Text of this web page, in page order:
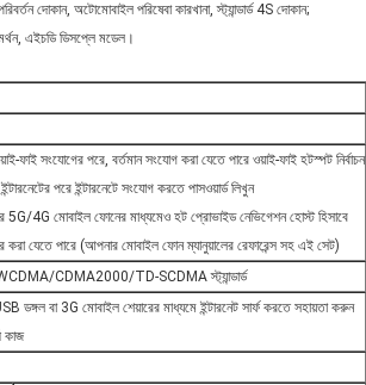
দোকান, অটোমোবাইল পরিষেবা কারখানা, স্ট্যান্ডার্ড 4S দোকান;
এইচডি ডিসপ্লে মডেল।
ফাই সংযোগের পরে, বর্তমান সংযোগ করা যেতে পারে ওয়াই-ফাই হটস্পট নির্বাচন
পরে ইন্টারনেটে সংযোগ করতে পাসওয়ার্ড লিখুন
5G/4G মোবাইল ফোনের মাধ্যমেও হট প্রোভাইড নেভিগেশন হোস্ট হিসাবে
করা যেতে পারে (আপনার মোবাইল ফোন ম্যানুয়ালের রেফারেন্স সহ এই সেট)
CDMA2000/TD-SCDMA স্ট্যান্ডার্ড
ডঙ্গল বা 3G মোবাইল শেয়ারের মাধ্যমে ইন্টারনেট সার্ফ করতে সহায়তা করুন
কাজ